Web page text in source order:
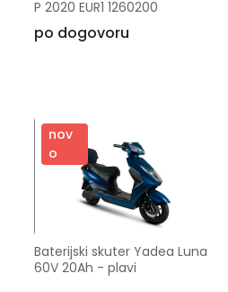
P 2020 EUR1 1260200
po dogovoru
nov
o
Baterijski skuter Yadea Luna
60V 20Ah - plavi